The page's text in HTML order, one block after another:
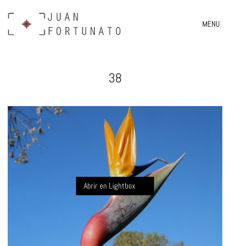
MENU
38
Abrir en Lightbox